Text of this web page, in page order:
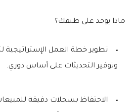
ماذا يوجد على طبقك؟
تطوير خطة العمل الإستراتيجية
وتوفير التحديثات على أساس دوري.
الاحتفاظ بسجلات دقيقة